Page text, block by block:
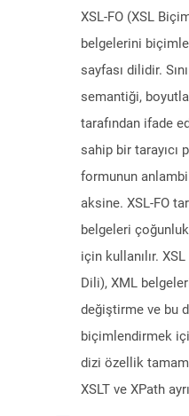
XSL-FO (XSL
belgelerini
sayfası dilidir.
semantiği,
tarafından ifade
sahip bir tarayıcı
formunun
aksine. XSL-FO
belgeleri
için kullanılır.
Dili), XML
değiştirme ve bu
biçimlendirmek
dizi özellik
XSLT ve XPath